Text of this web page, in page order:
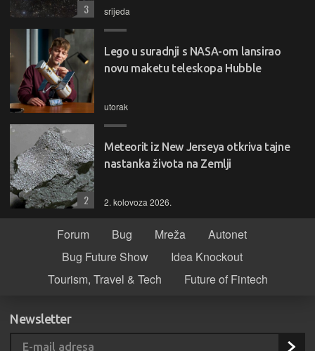
srijeda
3
Lego u suradnji s NASA-om lansirao
novu maketu teleskopa Hubble
utorak
Meteorit iz New Jerseya otkriva tajne
nastanka života na Zemlji
2. kolovoza 2026.
2
Forum Bug Mreža
Autonet
Bug Future Show
Idea Knockout
Tourism, Travel & Tech
Future of Fintech
Newsletter